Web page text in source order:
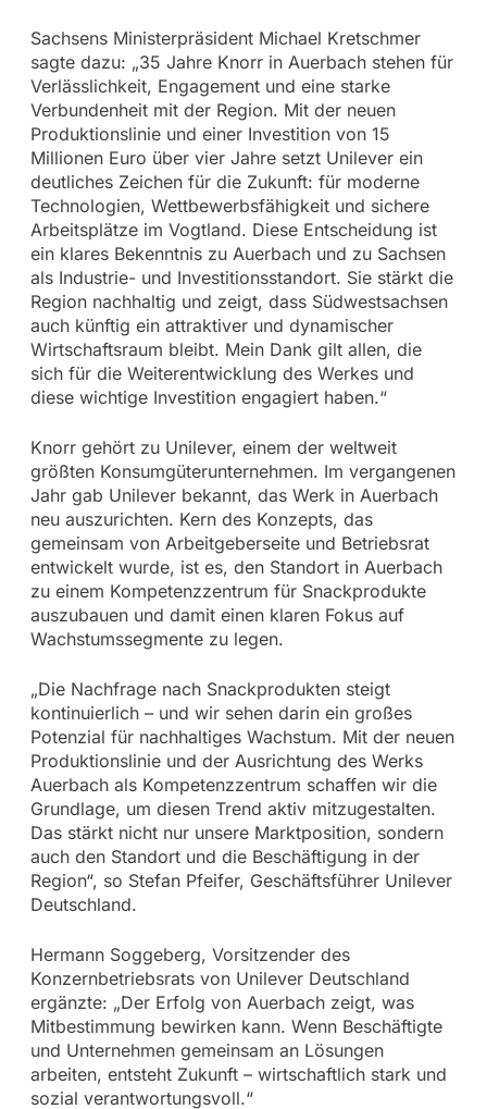
Sachsens Ministerpräsident Michael Kretschmer
sagte dazu: „35 Jahre Knorr in Auerbach stehen für
Verlässlichkeit, Engagement und eine starke
Verbundenheit mit der Region. Mit der neuen
Produktionslinie und einer Investition von 15
Millionen Euro über vier Jahre setzt Unilever ein
deutliches Zeichen für die Zukunft: für moderne
Technologien, Wettbewerbsfähigkeit und sichere
Arbeitsplätze im Vogtland. Diese Entscheidung ist
ein klares Bekenntnis zu Auerbach und zu Sachsen
als Industrie- und Investitionsstandort. Sie stärkt die
Region nachhaltig und zeigt, dass Südwestsachsen
auch künftig ein attraktiver und dynamischer
Wirtschaftsraum bleibt. Mein Dank gilt allen, die
sich für die Weiterentwicklung des Werkes und
diese wichtige Investition engagiert haben.“
Knorr gehört zu Unilever, einem der weltweit
größten Konsumgüterunternehmen. Im vergangenen
Jahr gab Unilever bekannt, das Werk in Auerbach
neu auszurichten. Kern des Konzepts, das
gemeinsam von Arbeitgeberseite und Betriebsrat
entwickelt wurde, ist es, den Standort in Auerbach
zu einem Kompetenzzentrum für Snackprodukte
auszubauen und damit einen klaren Fokus auf
Wachstumssegmente zu legen.
„Die Nachfrage nach Snackprodukten steigt
kontinuierlich – und wir sehen darin ein großes
Potenzial für nachhaltiges Wachstum. Mit der neuen
Produktionslinie und der Ausrichtung des Werks
Auerbach als Kompetenzzentrum schaffen wir die
Grundlage, um diesen Trend aktiv mitzugestalten.
Das stärkt nicht nur unsere Marktposition, sondern
auch den Standort und die Beschäftigung in der
Region“, so Stefan Pfeifer, Geschäftsführer Unilever
Deutschland.
Hermann Soggeberg, Vorsitzender des
Konzernbetriebsrats von Unilever Deutschland
ergänzte: „Der Erfolg von Auerbach zeigt, was
Mitbestimmung bewirken kann. Wenn Beschäftigte
und Unternehmen gemeinsam an Lösungen
arbeiten, entsteht Zukunft – wirtschaftlich stark und
sozial verantwortungsvoll.“